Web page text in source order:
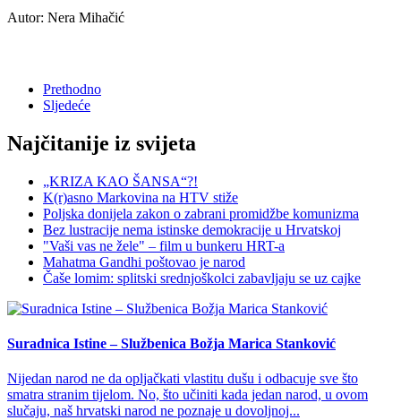
Autor: Nera Mihačić
Prethodno
Sljedeće
Najčitanije iz svijeta
„KRIZA KAO ŠANSA“?!
K(r)asno Markovina na HTV stiže
Poljska donijela zakon o zabrani promidžbe komunizma
Bez lustracije nema istinske demokracije u Hrvatskoj
"Vaši vas ne žele" – film u bunkeru HRT-a
Mahatma Gandhi poštovao je narod
Čaše lomim: splitski srednjoškolci zabavljaju se uz cajke
Suradnica Istine – Službenica Božja Marica Stanković
Nijedan narod ne da opljačkati vlastitu dušu i odbacuje sve što
smatra stranim tijelom. No, što učiniti kada jedan narod, u ovom
slučaju, naš hrvatski narod ne poznaje u dovoljnoj...